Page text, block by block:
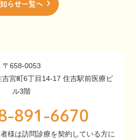
らせ一覧へ
〒658-0053
宮町6丁目14‐17 住吉駅前医療ビ
ル3階
891-6670
様は訪問診療を契約している方に